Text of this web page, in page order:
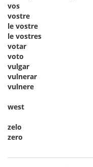
vos
vostre
le vostre
le vostres
votar
voto
vulgar
vulnerar
vulnere
west
zelo
zero